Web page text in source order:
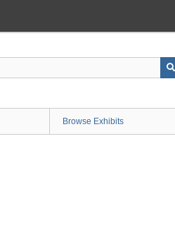
Browse Exhibits